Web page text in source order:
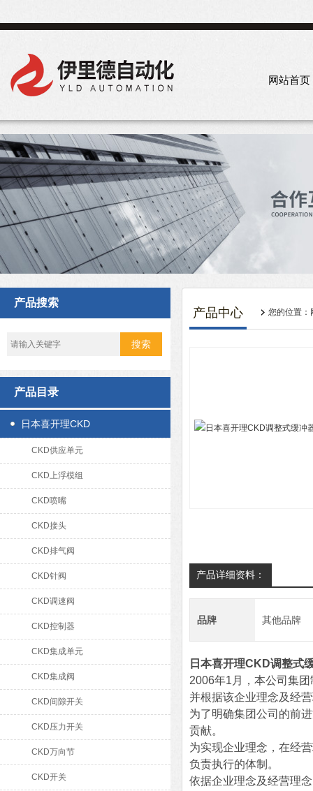
网站首页
产品搜索
产品目录
日本喜开理CKD
CKD供应单元
CKD上浮模组
CKD喷嘴
CKD接头
CKD排气阀
CKD针阀
CKD调速阀
CKD控制器
CKD集成单元
CKD集成阀
CKD间隙开关
CKD压力开关
CKD万向节
CKD开关
产品中心 您的位置：
产品详细资料：
品牌 其他品牌
日本喜开理CKD调整式
2006年1月，本公司集
并根据该企业理念及经
为了明确集团公司的前
贡献。
为实现企业理念，在经
负责执行的体制。
依据企业理念及经营理